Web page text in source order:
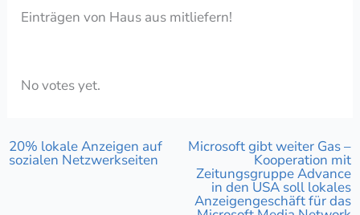
Einträgen von Haus aus mitliefern!
No votes yet.
20% lokale Anzeigen auf
sozialen Netzwerkseiten
Microsoft gibt weiter Gas –
Kooperation mit
Zeitungsgruppe Advance
in den USA soll lokales
Anzeigengeschäft für das